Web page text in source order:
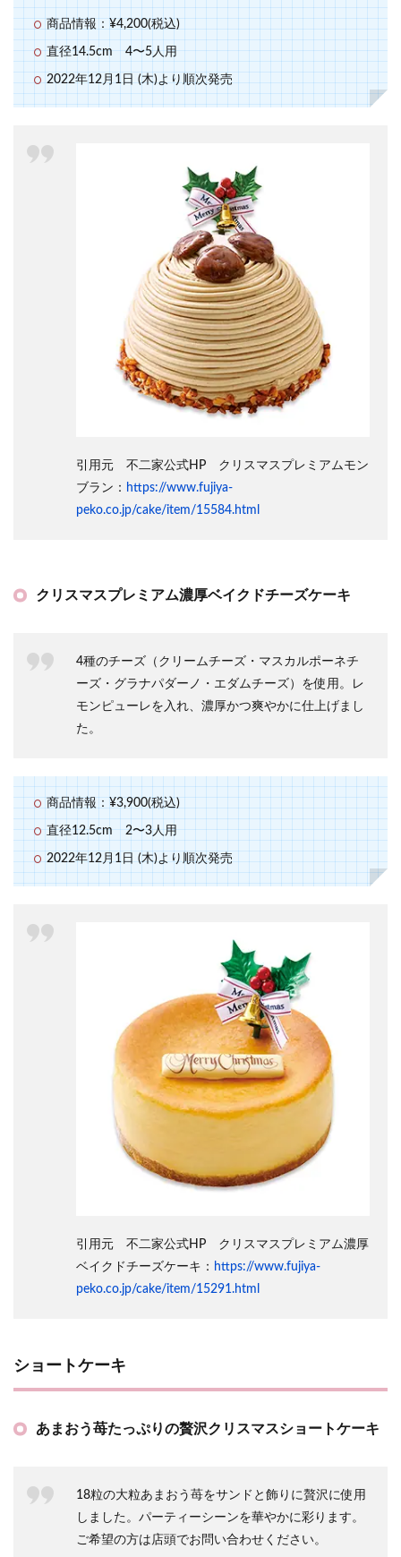
商品情報：¥4,200(税込)
直径14.5cm 4〜5人用
2022年12月1日 (木)より順次発売
引用元 不二家公式HP クリスマスプレミアムモン
ブラン： https://www.fujiya-
peko.co.jp/cake/item/15584.html
クリスマスプレミアム濃厚ベイクドチーズケーキ
4種のチーズ（クリームチーズ・マスカルポーネチ
ーズ・グラナパダーノ・エダムチーズ）を使用。レ
モンピューレを入れ、濃厚かつ爽やかに仕上げまし
た。
商品情報：¥3,900(税込)
直径12.5cm 2〜3人用
2022年12月1日 (木)より順次発売
引用元 不二家公式HP クリスマスプレミアム濃厚
ベイクドチーズケーキ： https://www.fujiya-
peko.co.jp/cake/item/15291.html
ショートケーキ
あまおう苺たっぷりの贅沢クリスマスショートケーキ
18粒の大粒あまおう苺をサンドと飾りに贅沢に使用
しました。パーティーシーンを華やかに彩ります。
ご希望の方は店頭でお問い合わせください。